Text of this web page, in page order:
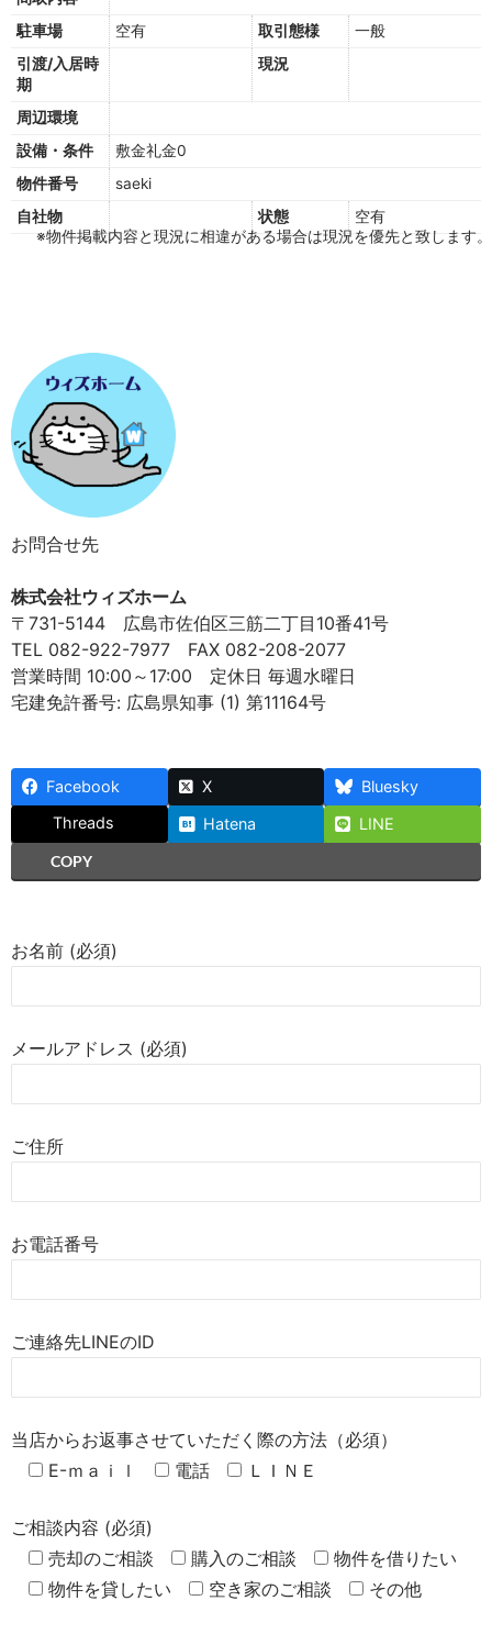
駐車場
空有 取引態様
一般
引渡/入居時
期
現況
周辺環境
設備・条件
敷金礼金0
物件番号
saeki
自社物
状態
空有
※物件掲載内容と現況に相違がある場合は現況を優先と致します。
お問合せ先
株式会社ウィズホーム
〒731-5144 広島市佐伯区三筋二丁目10番41号
TEL 082-922-7977 FAX 082-208-2077
営業時間 10:00～17:00 定休日 毎週水曜日
宅建免許番号: 広島県知事 (1) 第11164号
Facebook X
Bluesky
Threads
Hatena
LINE
COPY
お名前 (必須)
メールアドレス (必須)
ご住所
お電話番号
ご連絡先LINEのID
当店からお返事させていただく際の方法（必須）
E-ｍａｉｌ
電話 ＬＩＮＥ
ご相談内容 (必須)
売却のご相談
購入のご相談
物件を借りたい
物件を貸したい
空き家のご相談 その他